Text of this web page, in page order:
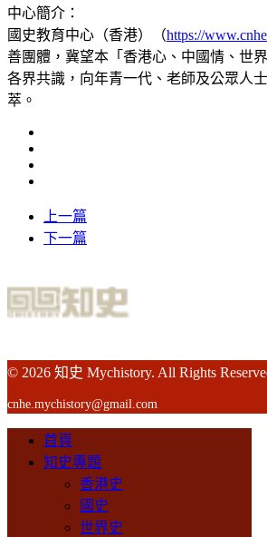
中心簡介：
國史教育中心（香港）（https://
善團體，冀望本「香港心、中國情、世
各界共識，向年青一代、老師及公眾人
萃。
上一篇
下一篇
© 2026 知史 Mychistory. All Rights
cnhe.mychistory@gmail.com
首頁
知史專題
香港史
國史
世界史